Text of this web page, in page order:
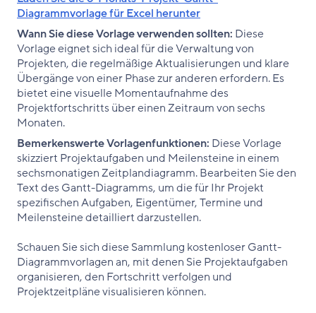
Diagrammvorlage für Excel herunter
Wann Sie diese Vorlage verwenden sollten: Diese
Vorlage eignet sich ideal für die Verwaltung von
Projekten, die regelmäßige Aktualisierungen und klare
Übergänge von einer Phase zur anderen erfordern. Es
bietet eine visuelle Momentaufnahme des
Projektfortschritts über einen Zeitraum von sechs
Monaten.
Bemerkenswerte Vorlagenfunktionen: Diese Vorlage
skizziert Projektaufgaben und Meilensteine in einem
sechsmonatigen Zeitplandiagramm. Bearbeiten Sie den
Text des Gantt-Diagramms, um die für Ihr Projekt
spezifischen Aufgaben, Eigentümer, Termine und
Meilensteine detailliert darzustellen.
Schauen Sie sich diese Sammlung kostenloser Gantt-
Diagrammvorlagen an, mit denen Sie Projektaufgaben
organisieren, den Fortschritt verfolgen und
Projektzeitpläne visualisieren können.